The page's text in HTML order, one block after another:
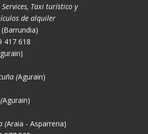
Services, Taxi turístico y
de alquiler
417 618
(Agurain)
Agurain)
(Araia - Asparrena)